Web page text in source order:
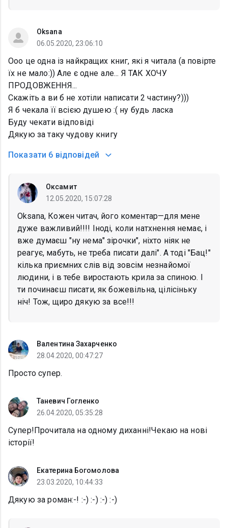
Oksana
06.05.2020, 23:06:10
Ооо це одна із найкращих книг, які я читала (а повірте
їх не мало:)) Але є одне але... Я ТАК ХОЧУ
ПРОДОВЖЕННЯ...
Скажіть а ви б не хотіли написати 2 частину?)))
Я б чекала її всією душею :( ну будь ласка
Буду чекати відповіді
Дякую за таку чудову книгу
Показати 6 відповідей
Оксамит
12.05.2020, 15:07:28
Oksana, Кожен читач, його коментар—для мене
дуже важливий!!!! Іноді, коли натхнення немає, і
вже думаєш "ну нема" зірочки", ніхто ніяк не
реагує, мабуть, не треба писати далі". А тоді "Бац!"
кілька приємних слів від зовсім незнайомої
людини, і в тебе виростають крила за спиною. І
ти починаєш писати, як божевільна, цілісіньку
ніч! Тож, щиро дякую за все!!!
Валентина Захарченко
28.04.2020, 00:47:27
Просто супер.
Таневич Гогленко
26.04.2020, 05:35:28
Супер!Прочитала на одному диханні!Чекаю на нові
історії!
Екатерина Богомолова
23.03.2020, 10:44:33
Дякую за роман:-! :-) :-) :-) :-)